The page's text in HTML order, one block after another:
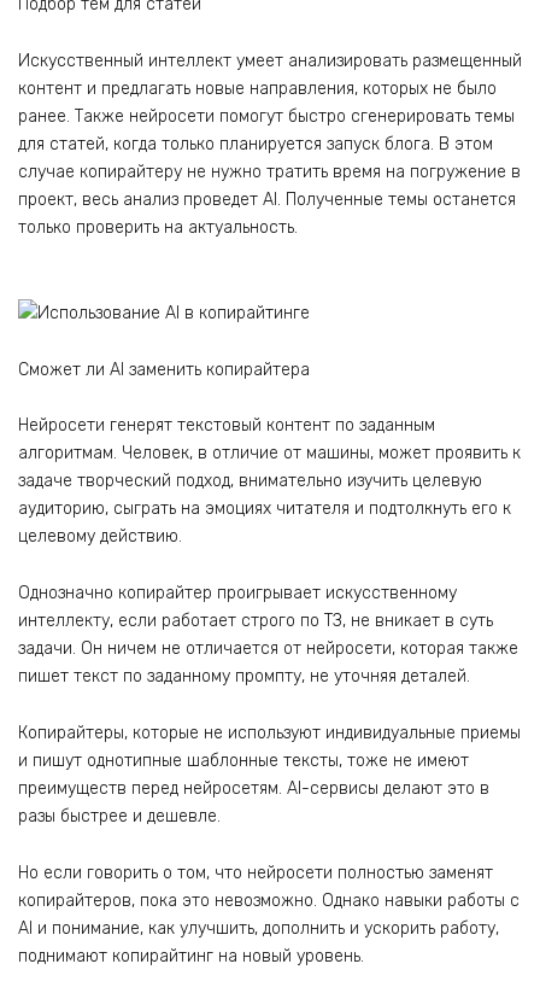
Подбор тем для статей
Искусственный интеллект умеет анализировать размещенный
контент и предлагать новые направления, которых не было
ранее. Также нейросети помогут быстро сгенерировать темы
для статей, когда только планируется запуск блога. В этом
случае копирайтеру не нужно тратить время на погружение в
проект, весь анализ проведет AI. Полученные темы останется
только проверить на актуальность.
Сможет ли AI заменить копирайтера
Нейросети генерят текстовый контент по заданным
алгоритмам. Человек, в отличие от машины, может проявить к
задаче творческий подход, внимательно изучить целевую
аудиторию, сыграть на эмоциях читателя и подтолкнуть его к
целевому действию.
Однозначно копирайтер проигрывает искусственному
интеллекту, если работает строго по ТЗ, не вникает в суть
задачи. Он ничем не отличается от нейросети, которая также
пишет текст по заданному промпту, не уточняя деталей.
Копирайтеры, которые не используют индивидуальные приемы
и пишут однотипные шаблонные тексты, тоже не имеют
преимуществ перед нейросетям. AI-сервисы делают это в
разы быстрее и дешевле.
Но если говорить о том, что нейросети полностью заменят
копирайтеров, пока это невозможно. Однако навыки работы с
AI и понимание, как улучшить, дополнить и ускорить работу,
поднимают копирайтинг на новый уровень.